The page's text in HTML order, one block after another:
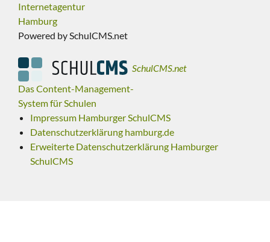
Internetagentur
Hamburg
Powered by SchulCMS.net
SchulCMS.net
Das Content-Management-
System für Schulen
Impressum Hamburger SchulCMS
Datenschutzerklärung hamburg.de
Erweiterte Datenschutzerklärung Hamburger
SchulCMS